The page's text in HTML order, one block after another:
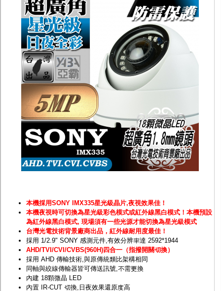
鏡頭
投光設備
防護罩及支架
多路攝影機單軸傳輸
監聽器.麥克風
網路設備
視訊轉換設備
雙絞線傳輸器
雜訊改善器
分配放大器
網路線用水晶頭
網路線
懶人線.同軸線.花線
線頭.插座.延長線.HDMI線
集線盒.防水盒.配線盒
變壓器.避雷器
偽裝嚇阻假監視器. 警示防盜貼紙
本機採用SONY IMX335星光級晶片,夜視效果佳！
本機夜視時可切換為星光級彩色模式或紅外線黑白模式！ 本機預設
為紅外線黑白模式, 現場須有一些光源才能切換為星光級模式
台灣光電技術背景廠商出品，紅外線耐用度最佳！
採用 1/2.9" SONY 感測元件,有效分辨率達 2592*1944
AHD/TVI/CVI/CVBS(960H)四合一（指撥開關切換）
採用 AHD 傳輸技術,與原傳統類比架構相同
同軸與絞線傳輸器皆可傳送訊號,不需更換
內建 18顆微晶 LED
內置 IR-CUT 切換,日夜效果還原度高